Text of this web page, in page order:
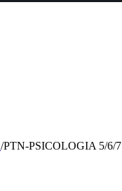
/PTN-PSICOLOGIA 5/6/7